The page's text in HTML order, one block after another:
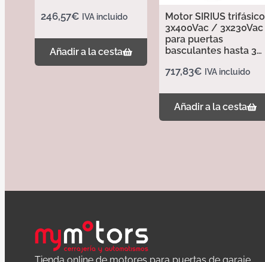
246,57€ IVA incluido
Añadir a la cesta
Motor SIRIUS trifásico
3x400Vac / 3x230Vac
para puertas
basculantes hasta 30
717,83€ IVA incluido
Añadir a la cesta